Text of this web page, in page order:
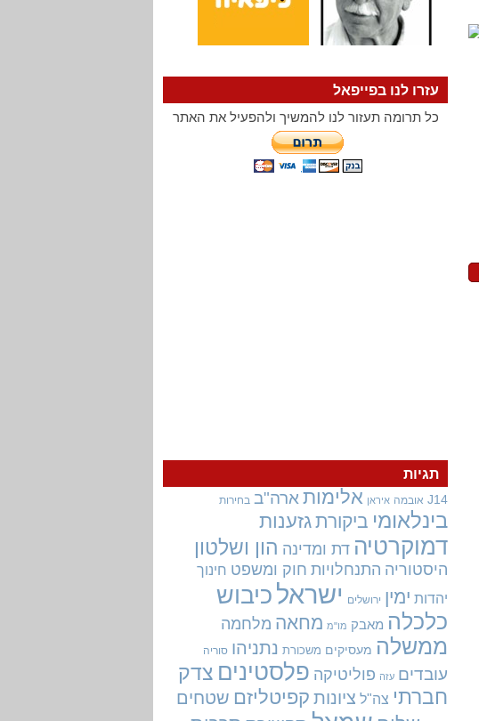
עזרו לנו בפייפאל
כל תרומה תעזור לנו להמשיך ולהפעיל את האתר
תגיות
J14 אובמה איראן אלימות ארה"ב בחירות
בינלאומי ביקורתגזענות
דמוקרטיה דת ומדינה הון ושלטון
היסטוריה התנחלויות חוק ומשפט חינוך
יהדות ימין ירושלים ישראל כיבוש
כלכלה מאבק מו"מ מחאה מלחמה
ממשלה מעסיקים משכורת נתניהו סוריה
עובדים עזה פוליטיקה פלסטינים צדק
חברתי צה"ל ציונות קפיטליזם שטחים